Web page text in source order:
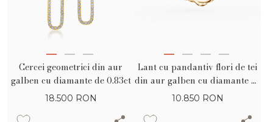
Cercei geometrici din aur
galben cu diamante de 0.83ct
18.500 RON
Lant cu pandantiv flori de tei
din aur galben cu diamante de
0.26ct
10.850 RON